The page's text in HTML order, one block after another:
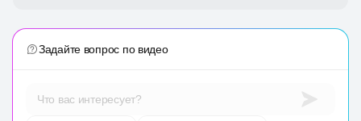
Задайте вопрос по видео
Что вас интересует?